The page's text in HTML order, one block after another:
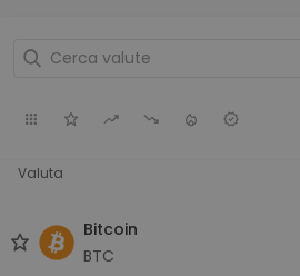
Valuta
Bitcoin
BTC